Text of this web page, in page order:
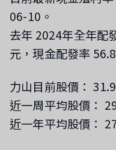
06-10 。
去年 2024年全年配
元，現金配發率
力山目前股價：
近一周平均股價：
近一年平均股價：